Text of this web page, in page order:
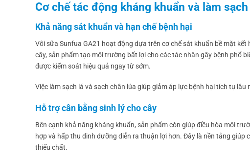
Cơ chế tác động kháng khuẩn và làm
Khả năng sát khuẩn và hạn chế bệnh hại
Vôi sữa Sunfua GA21 hoạt động dựa trên cơ chế sát khuẩn bề mặt
cây, sản phẩm tạo môi trường bất lợi cho các tác nhân gây bệnh phổ
được kiểm soát hiệu quả ngay từ sớm.
Việc làm sạch lá và sạch chân lúa giúp giảm áp lực bệnh hại tích tụ
Hỗ trợ cân bằng sinh lý cho cây
Bên cạnh khả năng kháng khuẩn, sản phẩm còn giúp điều hòa môi
hợp và hấp thu dinh dưỡng diễn ra thuận lợi hơn. Đây là nền tảng
thiếu chất.